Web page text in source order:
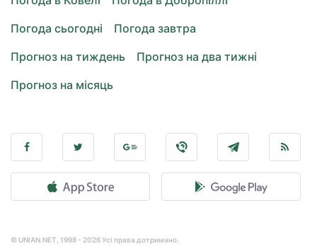
Погода сьогодні
Погода завтра
Прогноз на тиждень
Прогноз на два тижні
Прогноз на місяць
© UNIAN.NET, 1998 - 2026 Усі права дотримано.